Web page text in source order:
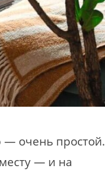
— очень простой.
— и на